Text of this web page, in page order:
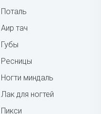
Поталь
Аир тач
Губы
Ресницы
Ногти миндаль
Лак для ногтей
Пикси